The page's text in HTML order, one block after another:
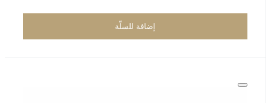
إضافة للسلّة